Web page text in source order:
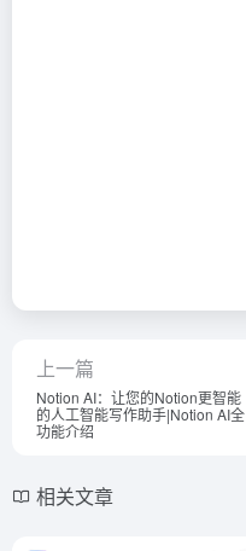
上一篇
Notion AI：让您的Notion更智能
的人工智能写作助手|Notion AI全
功能介绍
相关文章